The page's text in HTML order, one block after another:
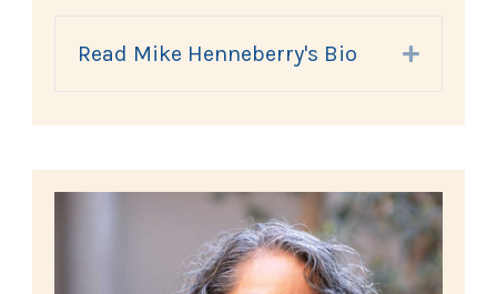
Read Mike Henneberry's Bio Expand